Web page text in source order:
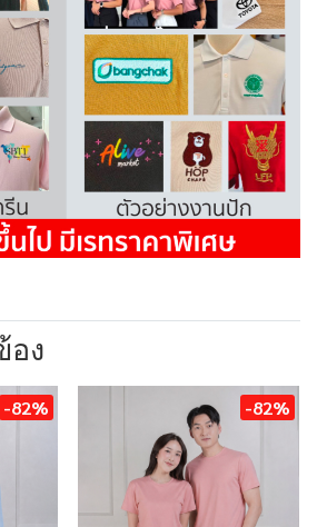
อง
-82% -82%